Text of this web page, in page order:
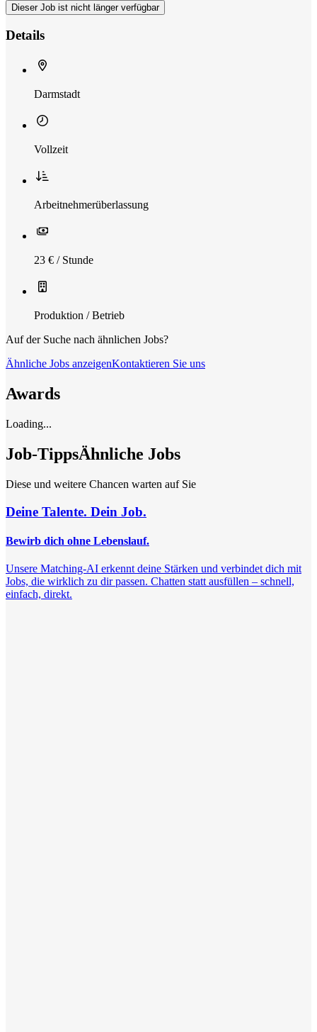
Dieser Job ist nicht länger verfügbar
Details
Darmstadt
Vollzeit
Arbeitnehmerüberlassung
23 € / Stunde
Produktion / Betrieb
Auf der Suche nach ähnlichen Jobs?
Ähnliche Jobs anzeigenKontaktieren Sie uns
Awards
Loading...
Job-TippsÄhnliche Jobs
Diese und weitere Chancen warten auf Sie
Deine Talente. Dein Job.
Bewirb dich ohne Lebenslauf.
Unsere Matching-AI erkennt deine Stärken und verbindet dich mit
Jobs, die wirklich zu dir passen. Chatten statt ausfüllen – schnell,
einfach, direkt.